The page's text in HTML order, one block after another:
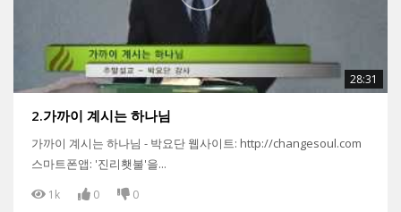
28:31
2.가까이 계시는 하나님
가까이 계시는 하나님 - 박요단 웹사이트: http://changesoul.com
스마트폰앱: '진리횃불'을...
1k 0 0